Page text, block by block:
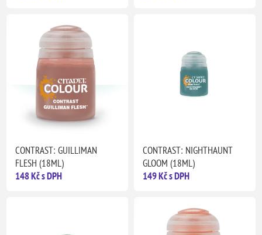
CONTRAST: GUILLIMAN
FLESH (18ML)
148 Kč s DPH
CONTRAST: NIGHTHAUNT
GLOOM (18ML)
149 Kč s DPH